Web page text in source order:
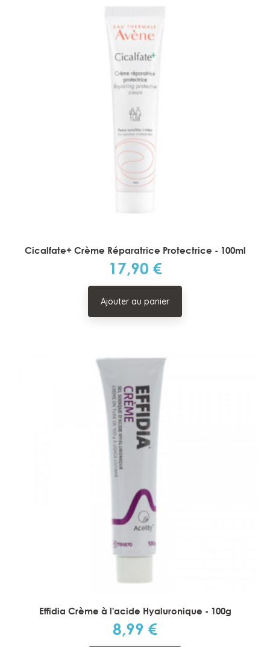
Cicalfate+ Crème Réparatrice Protectrice - 100ml
Prix
17,90 €
Ajouter au panier
Effidia Crème à l'acide Hyaluronique - 100g
Prix
8,99 €